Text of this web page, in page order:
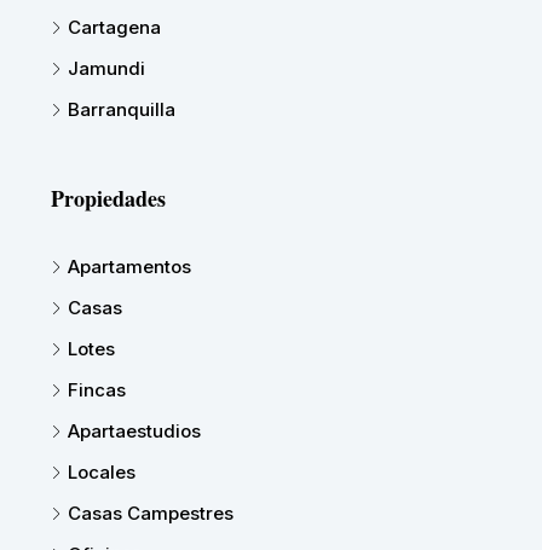
Cartagena
Jamundi
Barranquilla
Propiedades
Apartamentos
Casas
Lotes
Fincas
Apartaestudios
Locales
Casas Campestres